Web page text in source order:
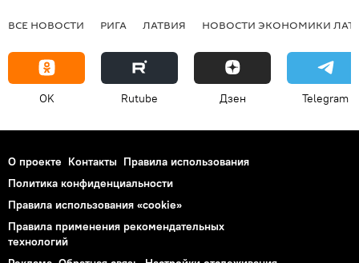
ВСЕ НОВОСТИ РИГА ЛАТВИЯ НОВОСТИ ЭКОНОМИКИ
OK Rutube Дзен Telegram
О проекте Контакты Правила использования
Политика конфиденциальности
Правила использования «cookie»
Правила применения рекомендательных
технологий